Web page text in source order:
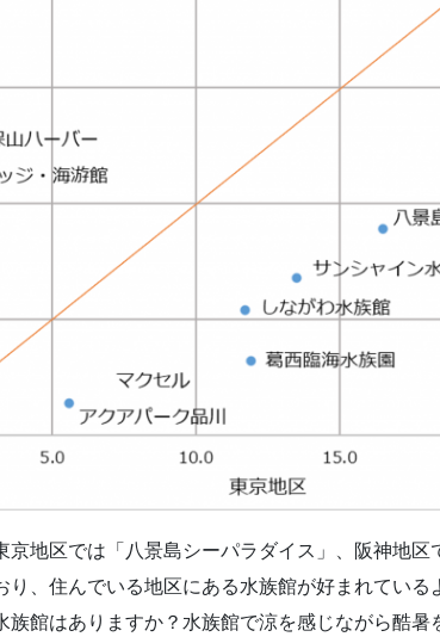
京地区では「八景島シーパラダイス」、阪神地区
り、住んでいる地区にある水族館が好まれている
族館はありますか？水族館で涼を感じながら酷暑